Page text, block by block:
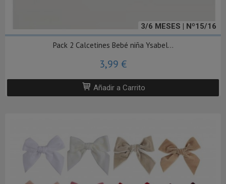
3/6 MESES | Nº15/16
Pack 2 Calcetines Bebé niña Ysabel...
3,99 €
Añadir a Carrito